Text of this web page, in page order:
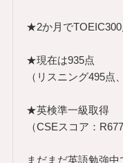
★2か月で
★現在は935点
（リスニング495点
★英検準一級取得
（CSEスコア：
まだまだ英語勉強中